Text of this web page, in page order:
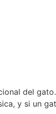
del
y si un